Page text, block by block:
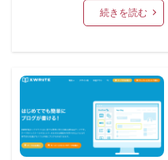
続きを読む